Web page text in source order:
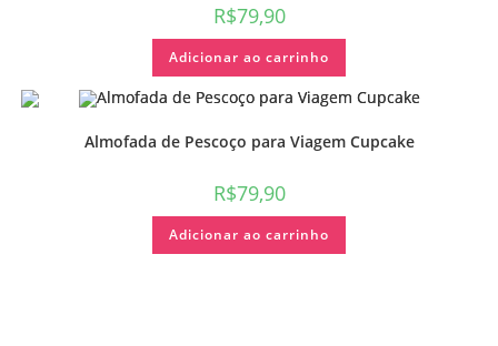
R$79,90
Adicionar ao carrinho
Almofada de Pescoço para Viagem Cupcake
R$79,90
Adicionar ao carrinho